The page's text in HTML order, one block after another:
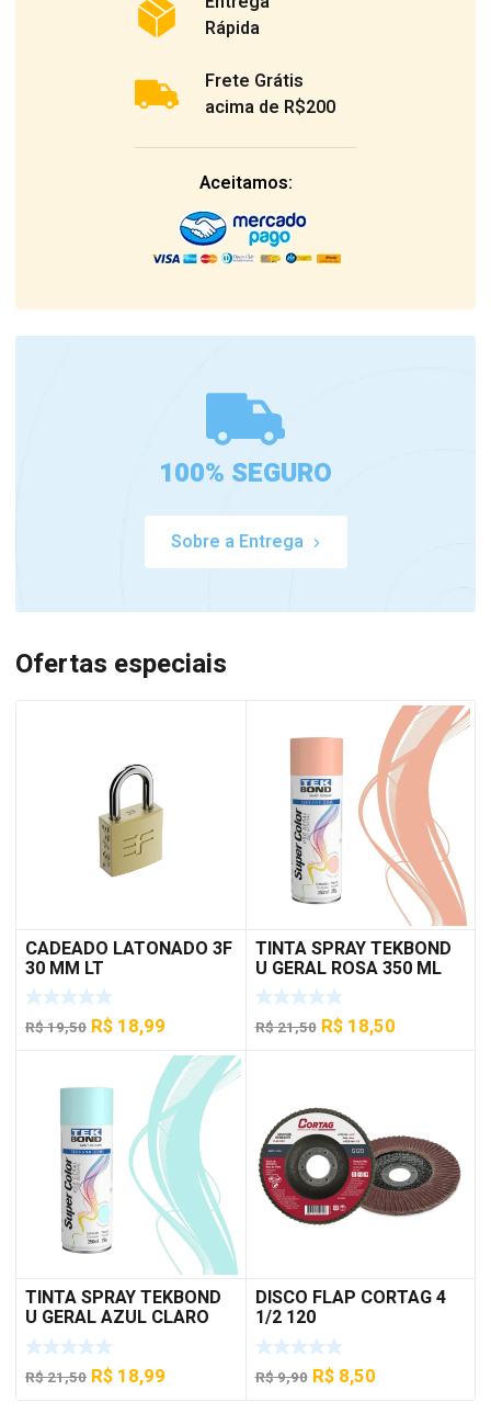
Rápida
Frete Grátis
acima de R$200
Aceitamos:
100% SEGURO
Sobre a Entrega
Ofertas especiais
CADEADO LATONADO 3F
30 MM LT
R$19,50 O
R$ 19,50.
R$ 18,99
preço
atual
é:
R$ 18,99.
TINTA SPRAY TEKBOND
U GERAL ROSA 350 ML
R$21,50 O
era:
R$ 21,50.
R$18,50O
R$ 18,50.
TINTA SPRAY TEKBOND
U GERAL AZUL CLARO
350 ML
R$21,50 O
R$ 18,99
DISCO FLAP CORTAG 4
1/2 120
R$9,90 O
R$8,50O